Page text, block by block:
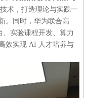
术，打造理论与实践一
。同时，华为联合高
实验课程开发、算力
效实现 AI 人才培养与